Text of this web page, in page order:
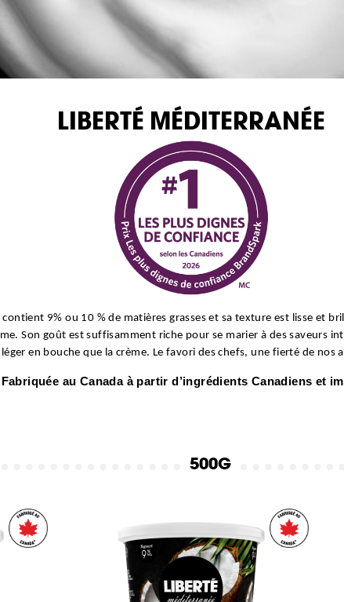
LIBERTÉ MÉDITERRANÉE
9% ou 10 % de matières grasses et sa texture est lisse et
Son goût est suffisamment riche pour se marier à des saveurs
léger en bouche que la crème. Le favori des chefs, une fierté de nos
Fabriquée au Canada à partir d’ingrédients Canadiens et
500G